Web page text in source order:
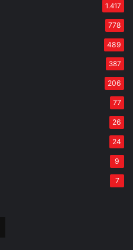
1.417
778
489
387
206
77
26
24
9
7